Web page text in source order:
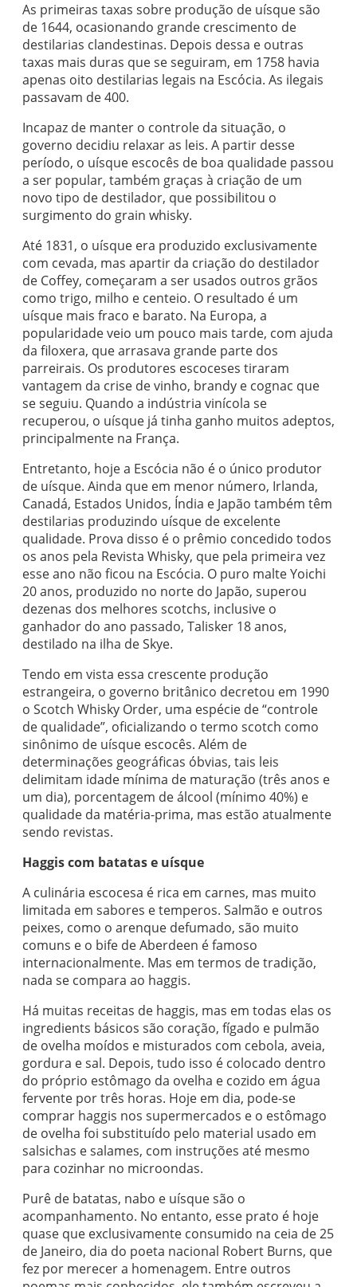
As primeiras taxas sobre produção de uísque são
de 1644, ocasionando grande crescimento de
destilarias clandestinas. Depois dessa e outras
taxas mais duras que se seguiram, em 1758 havia
apenas oito destilarias legais na Escócia. As ilegais
passavam de 400.
Incapaz de manter o controle da situação, o
governo decidiu relaxar as leis. A partir desse
período, o uísque escocês de boa qualidade passou
a ser popular, também graças à criação de um
novo tipo de destilador, que possibilitou o
surgimento do grain whisky.
Até 1831, o uísque era produzido exclusivamente
com cevada, mas apartir da criação do destilador
de Coffey, começaram a ser usados outros grãos
como trigo, milho e centeio. O resultado é um
uísque mais fraco e barato. Na Europa, a
popularidade veio um pouco mais tarde, com ajuda
da filoxera, que arrasava grande parte dos
parreirais. Os produtores escoceses tiraram
vantagem da crise de vinho, brandy e cognac que
se seguiu. Quando a indústria vinícola se
recuperou, o uísque já tinha ganho muitos adeptos,
principalmente na França.
Entretanto, hoje a Escócia não é o único produtor
de uísque. Ainda que em menor número, Irlanda,
Canadá, Estados Unidos, Índia e Japão também têm
destilarias produzindo uísque de excelente
qualidade. Prova disso é o prêmio concedido todos
os anos pela Revista Whisky, que pela primeira vez
esse ano não ficou na Escócia. O puro malte Yoichi
20 anos, produzido no norte do Japão, superou
dezenas dos melhores scotchs, inclusive o
ganhador do ano passado, Talisker 18 anos,
destilado na ilha de Skye.
Tendo em vista essa crescente produção
estrangeira, o governo britânico decretou em 1990
o Scotch Whisky Order, uma espécie de “controle
de qualidade”, oficializando o termo scotch como
sinônimo de uísque escocês. Além de
determinações geográficas óbvias, tais leis
delimitam idade mínima de maturação (três anos e
um dia), porcentagem de álcool (mínimo 40%) e
qualidade da matéria-prima, mas estão atualmente
sendo revistas.
Haggis com batatas e uísque
A culinária escocesa é rica em carnes, mas muito
limitada em sabores e temperos. Salmão e outros
peixes, como o arenque defumado, são muito
comuns e o bife de Aberdeen é famoso
internacionalmente. Mas em termos de tradição,
nada se compara ao haggis.
Há muitas receitas de haggis, mas em todas elas os
ingredients básicos são coração, fígado e pulmão
de ovelha moídos e misturados com cebola, aveia,
gordura e sal. Depois, tudo isso é colocado dentro
do próprio estômago da ovelha e cozido em água
fervente por três horas. Hoje em dia, pode-se
comprar haggis nos supermercados e o estômago
de ovelha foi substituído pelo material usado em
salsichas e salames, com instruções até mesmo
para cozinhar no microondas.
Purê de batatas, nabo e uísque são o
acompanhamento. No entanto, esse prato é hoje
quase que exclusivamente consumido na ceia de 25
de Janeiro, dia do poeta nacional Robert Burns, que
fez por merecer a homenagem. Entre outros